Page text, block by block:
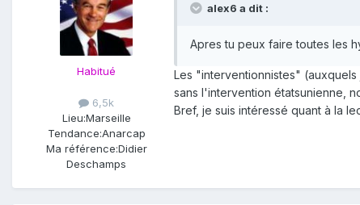
Habitué
6,5k
Lieu:Marseille
Tendance:Anarcap
Ma référence:Didier
Deschamps
alex6 a dit :
Apres tu peux faire toutes les
Les "interventionnistes"
sans l'intervention étatsunienne,
Bref, je suis intéressé quant à la